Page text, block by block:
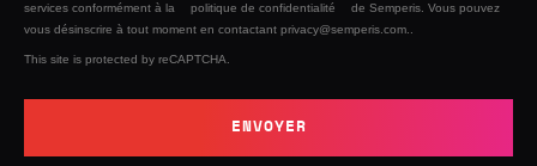
services conformément à la
politique de confidentialité
de Semperis. Vous pouvez
vous désinscrire à tout moment en contactant privacy@semperis.com..
This site is protected by reCAPTCHA.
ENVOYER